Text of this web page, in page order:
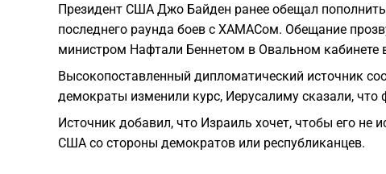
Президент США Джо Байден ранее обещал
последнего раунда боев с ХАМАСом. Обещание
министром Нафтали Беннетом в Овальном кабинете
Высокопоставленный дипломатический источник
демократы изменили курс, Иерусалиму сказали, что
Источник добавил, что Израиль хочет, чтобы его не
США со стороны демократов или республиканцев.